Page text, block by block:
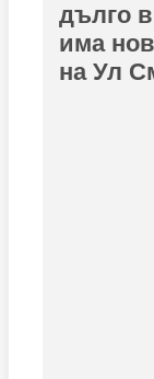
дълго
има
на Ул